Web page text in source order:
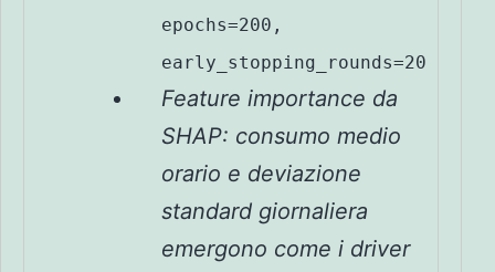
epochs=200,
early_stopping_rounds=20
Feature importance da
SHAP: consumo medio
orario e deviazione
standard giornaliera
emergono come i driver